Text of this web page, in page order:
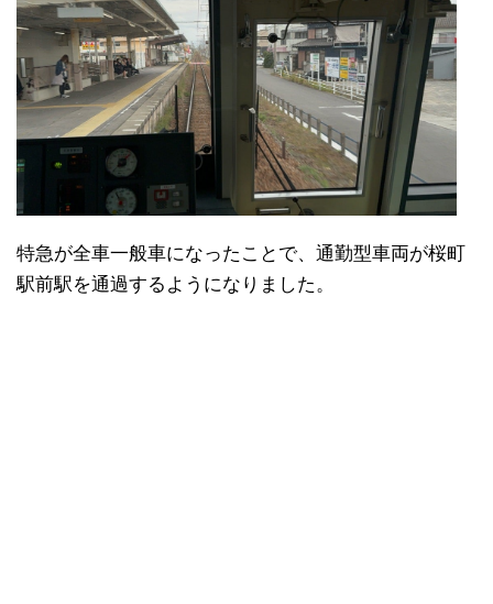
特急が全車一般車になったことで、通勤型車両が桜町
駅前駅を通過するようになりました。